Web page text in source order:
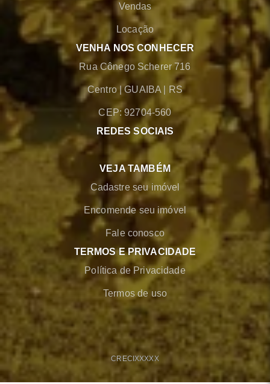
Vendas
Locação
VENHA NOS CONHECER
Rua Cônego Scherer 716
Centro |GUAIBA RS
CEP: 92704-560
REDES SOCIAIS
VEJA TAMBÉM
Cadastre seu imóvel
Encomende seu imóvel
Fale conosco
TERMOS E PRIVACIDADE
Política de Privacidade
Termos de uso
CRECIXXXXX